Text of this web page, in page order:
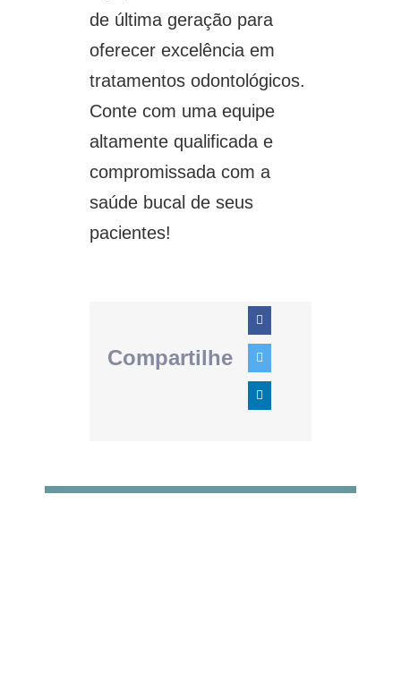
de última geração para
oferecer excelência em
tratamentos odontológicos.
Conte com uma equipe
altamente qualificada e
compromissada com a
saúde bucal de seus
pacientes!
Compartilhe